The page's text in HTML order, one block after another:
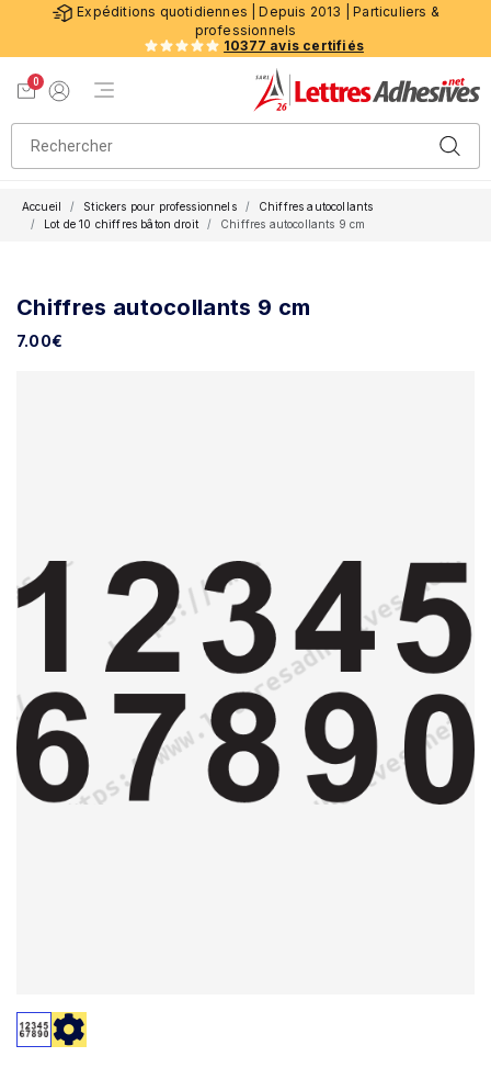
Expéditions quotidiennes | Depuis 2013 | Particuliers &
professionnels
10377 avis certifiés
0
Menu de navigation
Accueil Stickers pour professionnels
Chiffres autocollants
Lot de 10 chiffres bâton droit
Chiffres autocollants 9 cm
Chiffres autocollants 9 cm
7.00€